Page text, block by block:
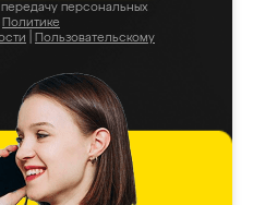
персональных
Политике
Пользовательскому